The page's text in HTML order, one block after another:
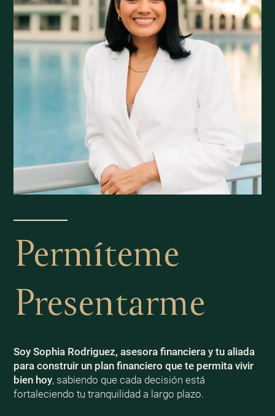
Permíteme
Presentarme
Soy Sophia Rodriguez, asesora financiera y tu aliada
para construir un plan financiero que te permita vivir
bien hoy, sabiendo que cada decisión está
fortaleciendo tu tranquilidad a largo plazo.